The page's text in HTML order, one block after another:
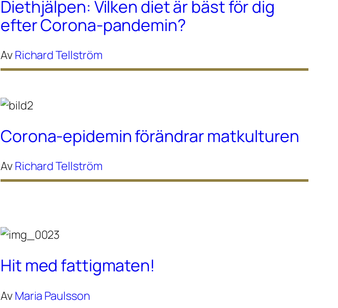
Diethjälpen: Vilken diet är bäst för dig
efter Corona-pandemin?
AvRichard Tellström
Corona-epidemin förändrar matkulturen
AvRichard Tellström
Hit med fattigmaten!
AvMaria Paulsson